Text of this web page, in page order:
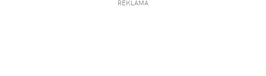
REKLAMA